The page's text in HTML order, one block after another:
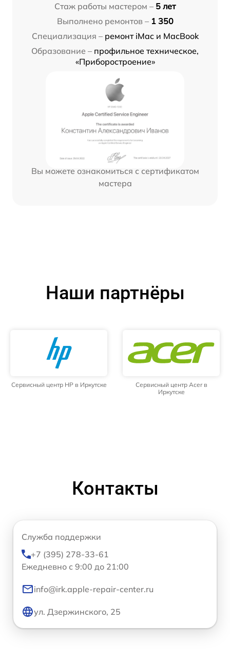
Стаж работы мастером – 5 лет
Выполнено ремонтов – 1 350
Специализация – ремонт iMac и MacBook
Образование – профильное техническое,
«Приборостроение»
Вы можете ознакомиться с сертификатом
мастера
Наши партнёры
Сервисный центр HP в Иркутске
Сервисный центр Acer в
Иркутске
Контакты
Служба поддержки
+7 (395) 278-33-61
Ежедневно с 9:00 до 21:00
info@irk.apple-repair-center.ru
ул. Дзержинского, 25